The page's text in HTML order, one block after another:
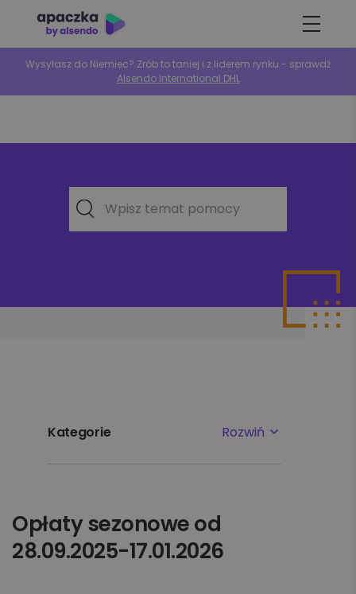
Wysyłasz do Niemiec? Zrób to taniej i z liderem rynku - sprawdź
Alsendo International DHL
Wpisz temat pomocy
Kategorie Rozwiń
Pierwsze kroki
Ustawienia
Opłaty sezonowe od
28.09.2025-17.01.2026